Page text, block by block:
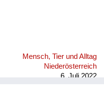
Mensch, Tier und Alltag
Niederösterreich
6. Juli 2022